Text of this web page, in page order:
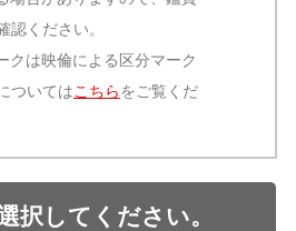
認ください。
は映倫による区分マーク
ついてはこちらをご覧くだ
択してください。